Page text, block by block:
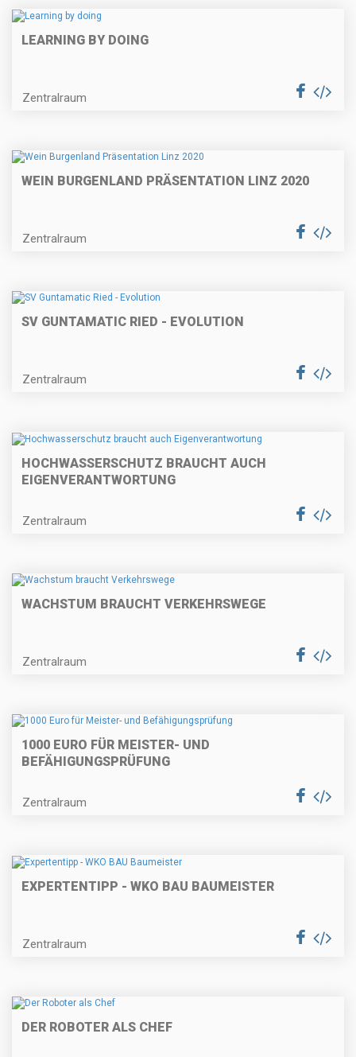
LEARNING BY DOING
Zentralraum
WEIN BURGENLAND PRÄSENTATION LINZ 2020
Zentralraum
SV GUNTAMATIC RIED - EVOLUTION
Zentralraum
HOCHWASSERSCHUTZ BRAUCHT AUCH
EIGENVERANTWORTUNG
Zentralraum
WACHSTUM BRAUCHT VERKEHRSWEGE
Zentralraum
1000 EURO FÜR MEISTER- UND
BEFÄHIGUNGSPRÜFUNG
Zentralraum
EXPERTENTIPP - WKO BAU BAUMEISTER
Zentralraum
DER ROBOTER ALS CHEF